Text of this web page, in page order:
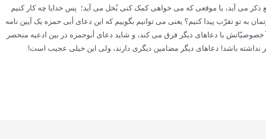
ذکر می آید، یا موقعی که می خواهی کمک کنی بُخل می آید؛ پس خدایا چه کار کنیم
به تو تقرّب پیدا کنیم؟ یعنی می توانیم بگوییم که این دعای أبی حمزه یک آیین نامه
خصوصیّاتش با دعاهای دیگر فرق می کند، و شاید دعای أبوحمزه در بین ادعیه منحصر
نداشته باشد! دعاهای دیگر مضامین دیگری دارند، ولی این خیلی عجیب است!